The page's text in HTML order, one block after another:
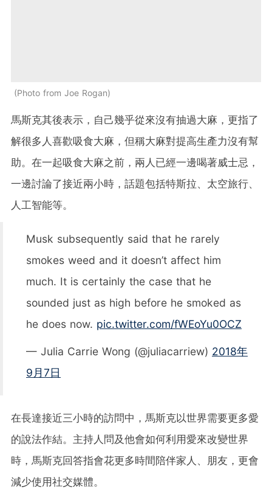
Photo from Joe Rogan
馬斯克其後表示，自己幾乎從來沒有抽過大麻，更指了
解很多人喜歡吸食大麻，但稱大麻對提高生產力沒有幫
助。在一起吸食大麻之前，兩人已經一邊喝著威士忌，
一邊討論了接近兩小時，話題包括特斯拉、太空旅行、
人工智能等。
Musk subsequently said that he rarely
smokes weed and it doesn’t affect him
much. It is certainly the case that he
sounded just as high before he smoked as
he does now. pic.twitter.com/fWEoYu0OCZ
— Julia Carrie Wong (@juliacarriew) 2018年
9月7日
在長達接近三小時的訪問中，馬斯克以世界需要更多愛
的說法作結。主持人問及他會如何利用愛來改變世界
時，馬斯克回答指會花更多時間陪伴家人、朋友，更會
減少使用社交媒體。